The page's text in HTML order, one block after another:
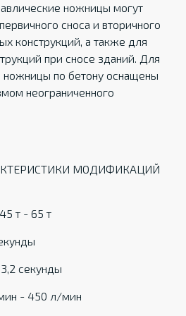
ножницы могут
сноса и вторичного
конструкций, а также для
при сносе зданий. Для
ножницы по бетону оснащены
неограниченного
МОДИФИКАЦИЙ
т - 65 т
секунды
- 450 л/мин